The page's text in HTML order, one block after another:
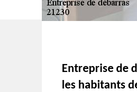
Entreprise de
les habitants